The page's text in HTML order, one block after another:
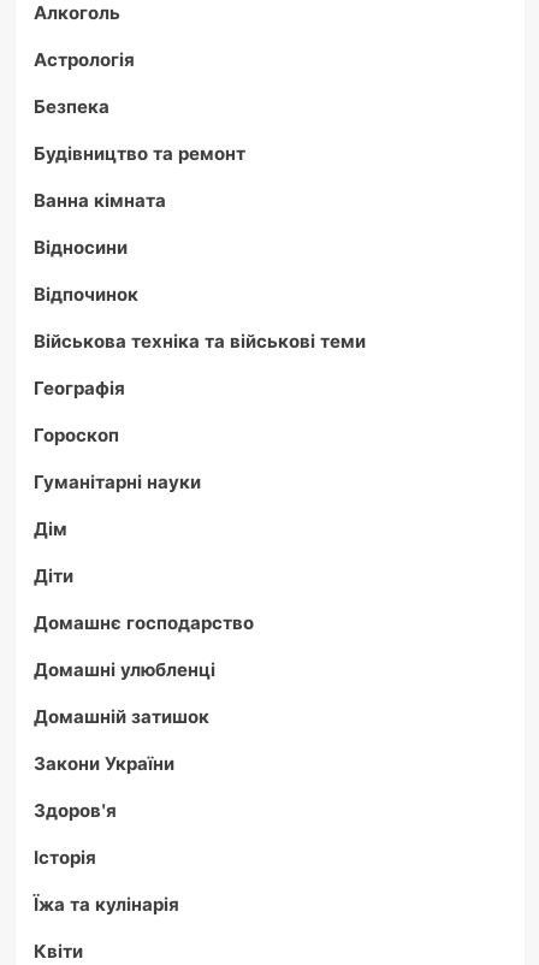
Алкоголь
Астрологія
Безпека
Будівництво та ремонт
Ванна кімната
Відносини
Відпочинок
Військова техніка та військові теми
Географія
Гороскоп
Гуманітарні науки
Дім
Діти
Домашнє господарство
Домашні улюбленці
Домашній затишок
Закони України
Здоров'я
Історія
Їжа та кулінарія
Квіти